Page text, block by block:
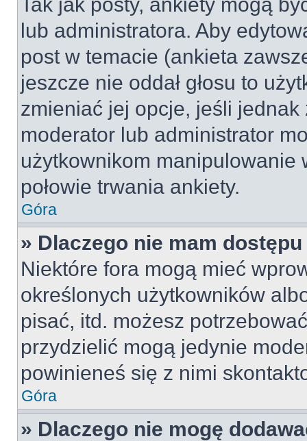
lub administratora. Aby
post w temacie (ankieta
jeszcze nie oddał głosu to
zmieniać jej opcje, jeśli jednak
moderator lub administrator
użytkownikom manipulowanie
połowie trwania ankiety.
Góra
» Dlaczego nie mam
Niektóre fora mogą mieć
określonych użytkowników
pisać, itd. możesz
przydzielić mogą jedynie
powinieneś się z nimi
Góra
» Dlaczego nie mogę